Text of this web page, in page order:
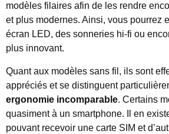
modèles filaires afin de les rendre
et plus modernes. Ainsi, vous pourrez
écran LED, des sonneries hi-fi ou
plus innovant.
Quant aux modèles sans fil, ils sont
appréciés et se distinguent
ergonomie incomparable. Certains
quasiment à un smartphone. Il en
pouvant recevoir une carte SIM et